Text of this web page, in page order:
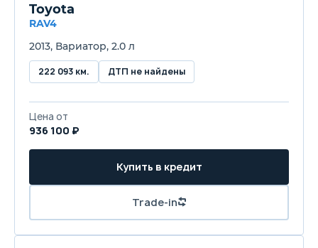
Toyota
RAV4
2013, Вариатор, 2.0 л
222 093 км. ДТП не найдены
Цена от
936 100 ₽
Купить в кредит
Trade-in